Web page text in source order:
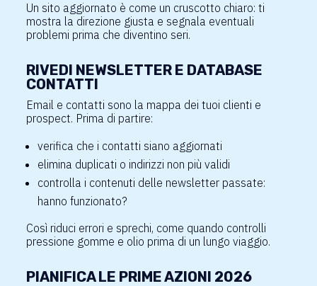
Un sito aggiornato è come un cruscotto chiaro: ti
mostra la direzione giusta e segnala eventuali
problemi prima che diventino seri.
RIVEDI NEWSLETTER E DATABASE
CONTATTI
Email e contatti sono la mappa dei tuoi clienti e
prospect. Prima di partire:
verifica che i contatti siano aggiornati
elimina duplicati o indirizzi non più validi
controlla i contenuti delle newsletter passate:
hanno funzionato?
Così riduci errori e sprechi, come quando controlli
pressione gomme e olio prima di un lungo viaggio.
PIANIFICA LE PRIME AZIONI 2026